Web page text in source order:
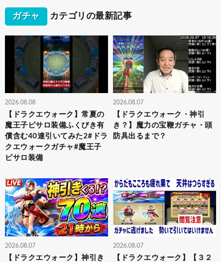
ガチャ カテゴリの最新記事
2026.08.08
【ドラクエウォーク】常夏の
魔王子ピサロ装備ふくびき有
償含む40連引いてみた2#ドラ
クエウォークガチャ#魔王子
ピサロ装備
2026.08.07
【ドラクエウォーク・神引
き？】魔力の宝鞭ガチャ・頭
防具出るまで？
2026.08.07
【ドラクエウォーク】神引き
2026.08.07
【ドラクエウォーク】【３２